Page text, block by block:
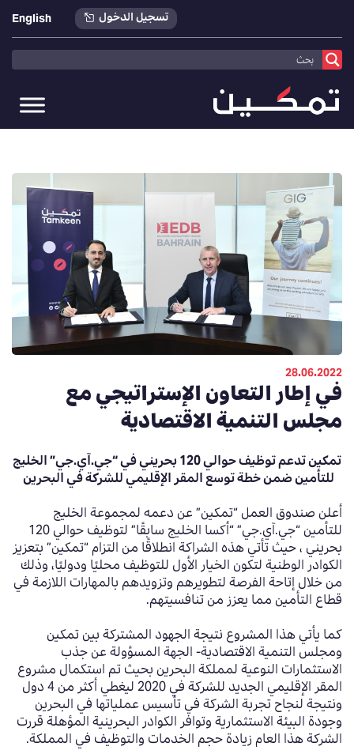
تسجيل الدخول English
تمكين>أخبارنا>
28.06.2022
في إطار التعاون الإستراتيجي مع
مجلس التنمية الاقتصادية
تمكين تدعم توظيف حوالي 120 بحريني في “جي.آي.جي” الخليج
للتأمين ضمن خطة توسع المقر الإقليمي للشركة في البحرين
أعلن صندوق العمل “تمكين” عن دعمه لمجموعة الخليج
للتأمين “جي.آي.جي” “أكسا الخليج سابقًا” لتوظيفحوالي
بحريني، حيث تأتي هذه الشراكة انطلاقًا من التزام“تمكين”بتعزيز
الكوادر الوطنية لتكون الخيار الأول للتوظيف محليًا ودوليًا،وذلك
من خلال إتاحة الفرصة لتطويرهم وتزويدهم بالمهارات اللازمة في
قطاع التأمين مما يعزز من تنافسيتهم.
كما يأتي هذا المشروع نتيجة الجهود المشتركة بين تمكين
ومجلس التنمية الاقتصادية- الجهة المسؤولة عن جذب
الاستثمارات النوعية لمملكة البحرين بحيث تم استكمال مشروع
المقر الإقليمي الجديدللشركة في2020ليغطي أكثر من4دول
ونتيجة لنجاح تجربة الشركة في تأسيس عملياتها في البحرين
وجودة البيئة الاستثمارية وتوافر الكوادر البحرينية المؤهلةقررت
الشركة هذا العام زيادة حجم الخدمات والتوظيف في المملكة.